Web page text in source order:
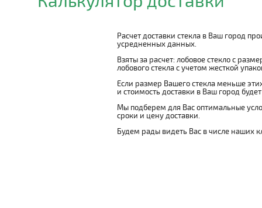
Расчет доставки стекла в Ваш город
усредненных данных.
Взяты за расчет: лобовое стекло с
лобового стекла с учетом жесткой
Если размер Вашего стекла меньше
и стоимость доставки в Ваш город
Мы подберем для Вас оптимальные
сроки и цену доставки.
Будем рады видеть Вас в числе наших